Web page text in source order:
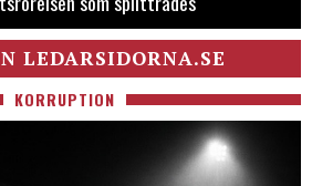
LEDARSIDORNA.SE
KORRUPTION